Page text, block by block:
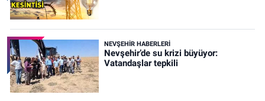
NEVŞEHIR HABERLERI
Nevşehir’de su krizi büyüyor:
Vatandaşlar tepkili